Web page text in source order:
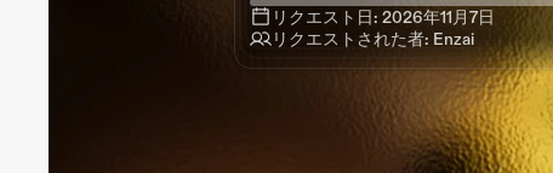
リクエスト日: 2026年11月7日
リクエストされた者: Enzai
リクエスト日: 2026年7月7日
リクエストされた者: Enzai
リクエストされた者: Enzai
リクエストされた者: Enzai